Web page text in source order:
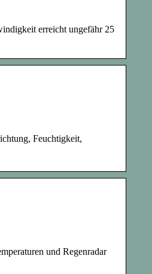
erreicht ungefähr 25
Feuchtigkeit,
und Regenradar